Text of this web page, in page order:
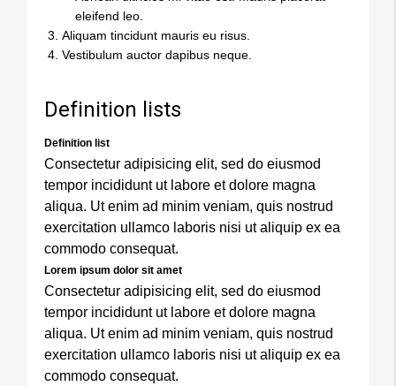
eleifend leo.
Aliquam tincidunt mauris eu risus.
Vestibulum auctor dapibus neque.
Definition lists
Definition list
Consectetur adipisicing elit, sed do eiusmod
tempor incididunt ut labore et dolore magna
aliqua. Ut enim ad minim veniam, quis nostrud
exercitation ullamco laboris nisi ut aliquip ex ea
commodo consequat.
Lorem ipsum dolor sit amet
Consectetur adipisicing elit, sed do eiusmod
tempor incididunt ut labore et dolore magna
aliqua. Ut enim ad minim veniam, quis nostrud
exercitation ullamco laboris nisi ut aliquip ex ea
commodo consequat.